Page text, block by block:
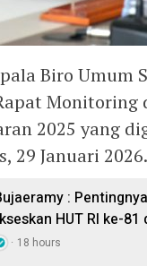
Biro Umum
Monitoring
2025 yang
29 Januari 2026.
:
HUT RI ke-
18 hours